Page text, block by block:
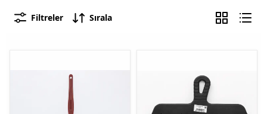
Filtreler Sırala